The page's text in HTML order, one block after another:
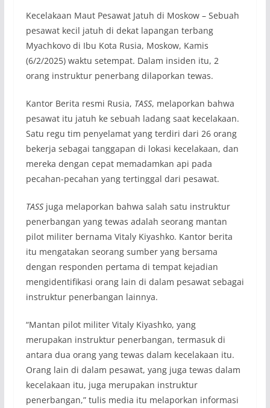
Kecelakaan Maut Pesawat Jatuh di Moskow – Sebuah
pesawat kecil jatuh di dekat lapangan terbang
Myachkovo di Ibu Kota Rusia, Moskow, Kamis
(6/2/2025) waktu setempat. Dalam insiden itu, 2
orang instruktur penerbang dilaporkan tewas.
Kantor Berita resmi Rusia, TASS, melaporkan bahwa
pesawat itu jatuh ke sebuah ladang saat kecelakaan.
Satu regu tim penyelamat yang terdiri dari 26 orang
bekerja sebagai tanggapan di lokasi kecelakaan, dan
mereka dengan cepat memadamkan api pada
pecahan-pecahan yang tertinggal dari pesawat.
TASSjuga melaporkan bahwa salah satu instruktur
penerbangan yang tewas adalah seorang mantan
pilot militer bernama Vitaly Kiyashko. Kantor berita
itu mengatakan seorang sumber yang bersama
dengan responden pertama di tempat kejadian
mengidentifikasi orang lain di dalam pesawat sebagai
instruktur penerbangan lainnya.
“Mantan pilot militer Vitaly Kiyashko, yang
merupakan instruktur penerbangan, termasuk di
antara dua orang yang tewas dalam kecelakaan itu.
Orang lain di dalam pesawat, yang juga tewas dalam
kecelakaan itu, juga merupakan instruktur
penerbangan,” tulis media itu melaporkan informasi